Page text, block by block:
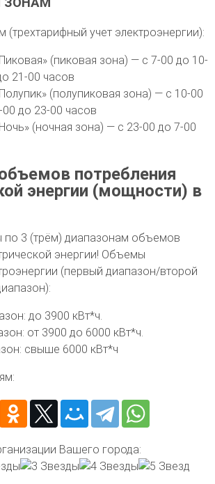
(трехтарифный учет электроэнергии):
(пиковая зона) — с 7-00 до 10-
21-00 часов
(полупиковая зона) — с 10-00
до 23-00 часов
(ночная зона) — с 23-00 до 7-00
потребления
энергии (мощности) в
по 3 (трём) диапазонам объемов
энергии! Объемы
(первый диапазон/второй
до 3900 кВт*ч.
от 3900 до 6000 кВт*ч.
свыше 6000 кВт*ч
Вашего города: